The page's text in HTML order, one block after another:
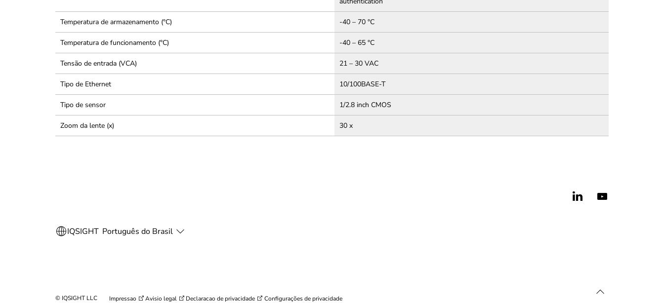
Temperatura de armazenamento (°C) -40 – 70 °C
Temperatura de funcionamento (°C) -40 – 65 °C
Tensão de entrada (VCA) 21 – 30 VAC
Tipo de Ethernet 10/100BASE-T
Tipo de sensor 1/2.8 inch CMOS
Zoom da lente (x) 30 x
Impressao Avisio legal Declaracao de privacidade Configurações de privacidade
© IQSIGHT LLC